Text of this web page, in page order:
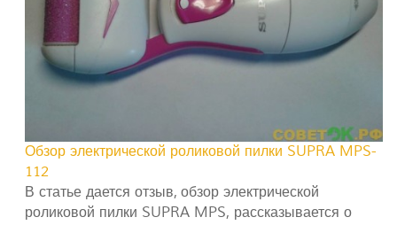
Обзор электрической роликовой пилки SUPRA MPS-
112
В статье дается отзыв, обзор электрической
роликовой пилки SUPRA MPS, рассказывается о